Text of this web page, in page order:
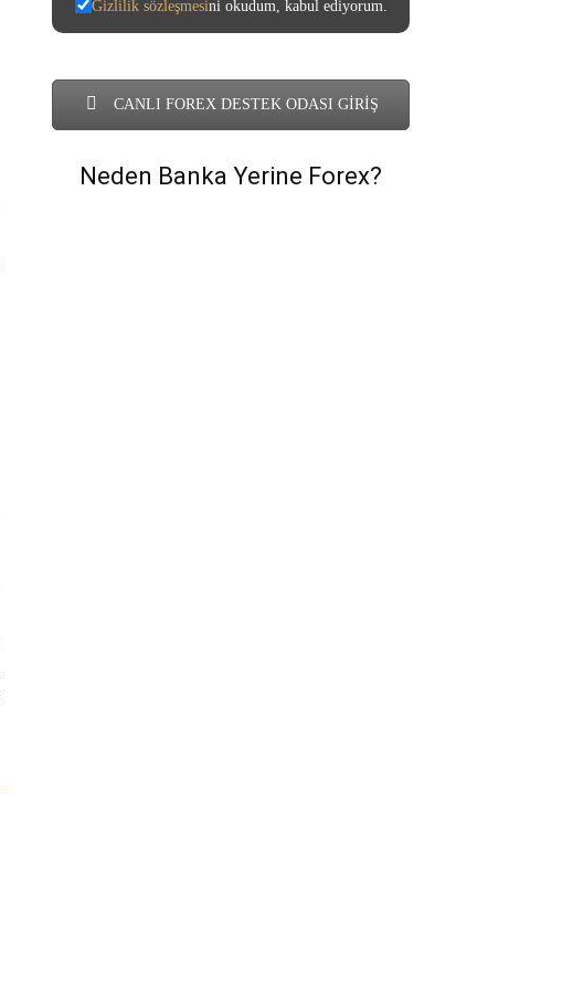
Gizlilik sözleşmesini okudum, kabul ediyorum.
CANLI FOREX DESTEK ODASI GİRİŞ
Neden Banka Yerine Forex?